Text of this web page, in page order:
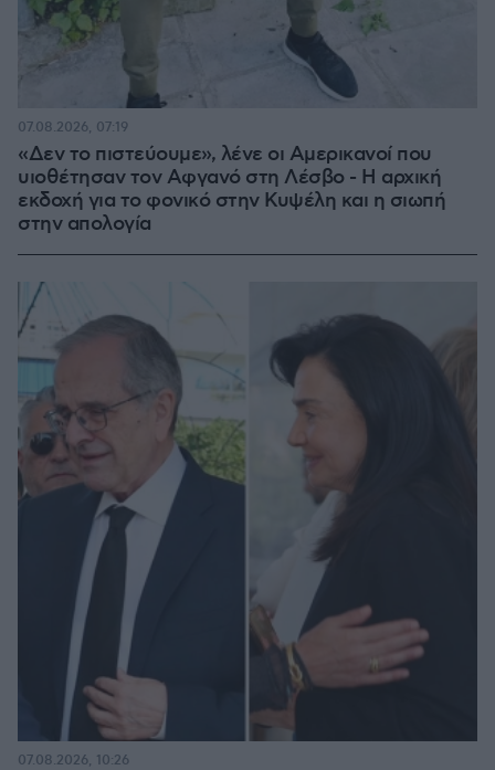
«Δεν το πιστεύουμε», λένε οι Αμερικανοί που
υιοθέτησαν τον Αφγανό στη Λέσβο - Η αρχική
εκδοχή για το φονικό στην Κυψέλη και η σιωπή
στην απολογία
07.08.2026, 07:19
07.08.2026, 10:26